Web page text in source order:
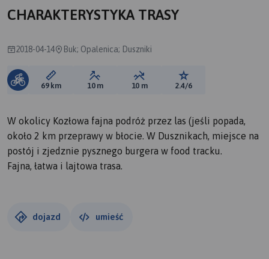
CHARAKTERYSTYKA TRASY
2018-04-14 Buk; Opalenica; Duszniki
Długość trasy:
69 km Suma przewyższeń:
10 m Suma spadków:
10 m Ocena trasy:
2.4/6
W okolicy Kozłowa fajna podróż przez las (jeśli popada,
około 2 km przeprawy w błocie. W Dusznikach, miejsce na
postój i zjedznie pysznego burgera w food tracku.
Fajna, łatwa i lajtowa trasa.
dojazd umieść